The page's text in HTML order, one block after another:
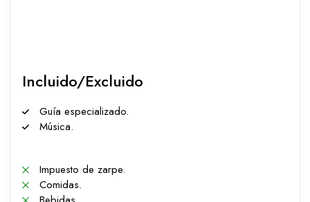
Incluido/Excluido
Guía especializado.
Música.
Impuesto de zarpe.
Comidas.